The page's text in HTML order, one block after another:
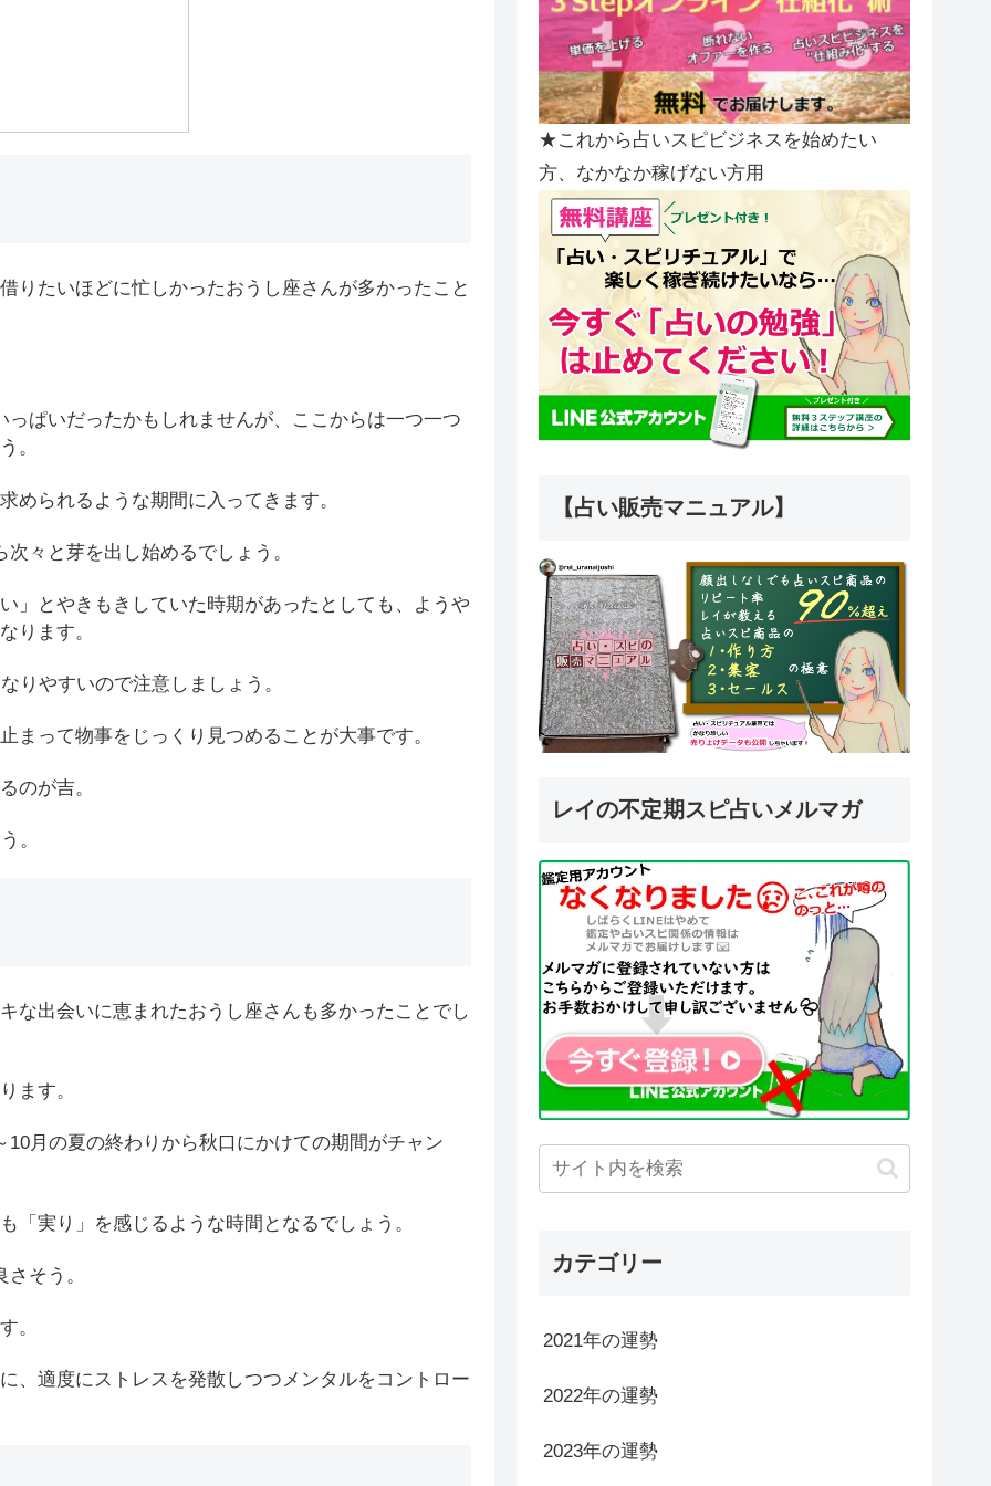
りたいほどに忙しかったおうし座さんが多かったこと
ぱいだったかもしれませんが、ここからは一つ一つ
。
められるような期間に入ってきます。
々と芽を出し始めるでしょう。
」とやきもきしていた時期があったとしても、ようや
ります。
りやすいので注意しましょう。
まって物事をじっくり見つめることが大事です。
のが吉。
。
な出会いに恵まれたおうし座さんも多かったことでし
ます。
月の夏の終わりから秋口にかけての期間がチャン
「実り」を感じるような時間となるでしょう。
そう。
。
、適度にストレスを発散しつつメンタルをコントロー
★これから占いスピビジネスを始めたい
方、なかなか稼げない方用
【占い販売マニュアル】
レイの不定期スピ占いメルマガ
カテゴリー
2021年の運勢
2022年の運勢
2023年の運勢